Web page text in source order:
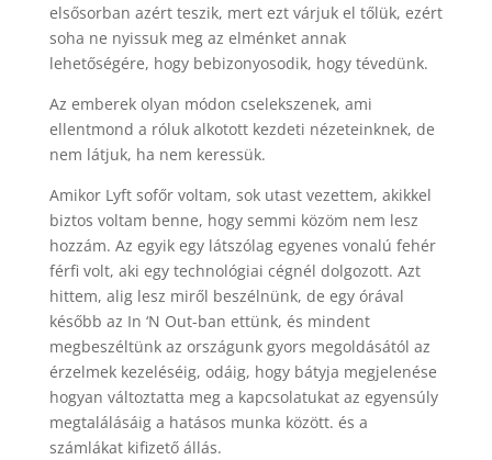
elsősorban azért teszik, mert ezt várjuk el tőlük, ezért
soha ne nyissuk meg az elménket annak
lehetőségére, hogy bebizonyosodik, hogy tévedünk.
Az emberek olyan módon cselekszenek, ami
ellentmond a róluk alkotott kezdeti nézeteinknek, de
nem látjuk, ha nem keressük.
Amikor Lyft sofőr voltam, sok utast vezettem, akikkel
biztos voltam benne, hogy semmi közöm nem lesz
hozzám. Az egyik egy látszólag egyenes vonalú fehér
férfi volt, aki egy technológiai cégnél dolgozott. Azt
hittem, alig lesz miről beszélnünk, de egy órával
később az In ‘N Out-ban ettünk, és mindent
megbeszéltünk az országunk gyors megoldásától az
érzelmek kezeléséig, odáig, hogy bátyja megjelenése
hogyan változtatta meg a kapcsolatukat az egyensúly
megtalálásáig a hatásos munka között. és a
számlákat kifizető állás.